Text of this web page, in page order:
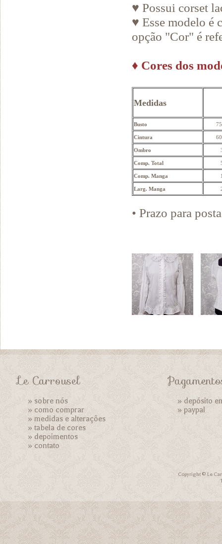
♥ Possui corset
♥ Esse modelo é
opção "Cor" é
♦ Cores dos
Medidas
Busto
Cintura
Ombro
Comp. Total
Comp. Manga
Larg. Manga
• Prazo para
Le Carrousel
»sobre nós
»como comprar
»medidas e alterações
»tabela de cores
»depoimentos
»contato
» depósito
»paypal
Copyright © Le